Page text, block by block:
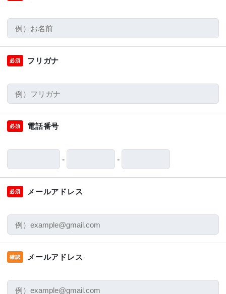
必須 フリガナ
必須 電話番号
- -
必須 メールアドレス
確認 メールアドレス